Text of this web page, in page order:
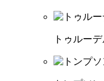
トゥルー